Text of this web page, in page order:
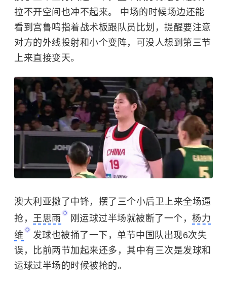
拉不开空间也冲不起来。 中场的时候场边还能
看到 宫鲁鸣指着战术板跟队员比划，提醒要注意
对方的外线投射和小个变阵，可没人想到第三节
上来直接变天。
澳大利亚撤了中锋，摆了三个小后卫上来全场逼
抢， 王思雨 刚运球过半场就被断了一个， 杨力
维
发球也被捅了一下，单节中国队出现6次失
误，比前两节加起来还多，其中有三次是发球和
运球过半场的时候被抢的。